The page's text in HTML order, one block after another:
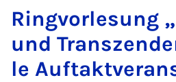
Ring­vor­le­sung
und
le